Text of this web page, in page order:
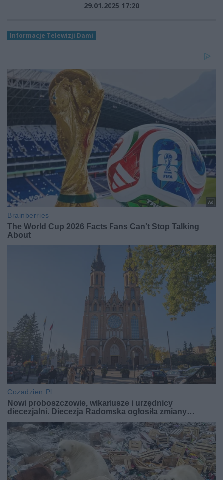
29.01.2025 17:20
Informacje Telewizji Dami